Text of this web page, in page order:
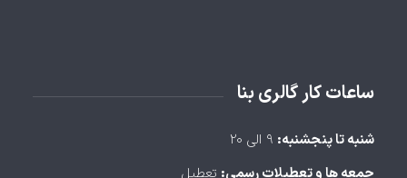
ساعات کار گالری بنا
شنبه تا پنجشنبه:
جمعه ها و تعطیلات رسمی: تعطیل